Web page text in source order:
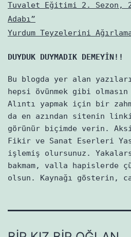
Tuvalet Eğitimi 2. Sezon,
Adabı”
Yurdum Teyzelerini
DUYDUK DUYMADIK DEMEYİN!!
Bu blogda yer alan
hepsi övünmek gibi
Alıntı yapmak için bir
da en azından sitenin
görünür biçimde verin.
Fikir ve Sanat Eserleri
işlemiş olursunuz.
bakmam, valla hapislerde
olsun. Kaynağı gösterin,